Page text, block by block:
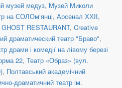
музей медуз, Музей Миколи
на СОЛОм‘янці, Арсенал ХХІІ,
GHOST RESTAURANT, Creative
драматический театр "Браво",
драми і комедії на лівому березі
22, Театр «Образ» (вул.
, Полтавський академічний
драматичний театр ім.